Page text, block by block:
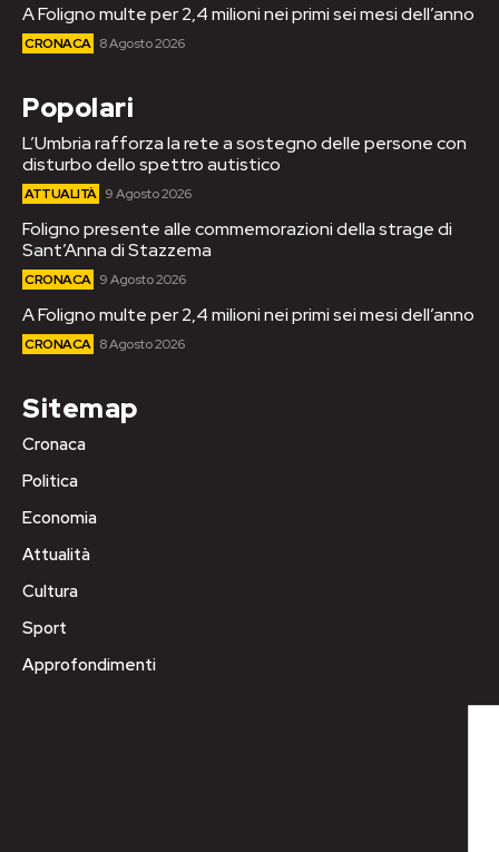
A Foligno multe per 2,4 milioni nei primi sei mesi dell’anno
CRONACA 8 Agosto 2026
Popolari
L’Umbria rafforza la rete a sostegno delle persone con
disturbo dello spettro autistico
ATTUALITÀ 9 Agosto 2026
Foligno presente alle commemorazioni della strage di
Sant’Anna di Stazzema
CRONACA 9 Agosto 2026
A Foligno multe per 2,4 milioni nei primi sei mesi dell’anno
CRONACA 8 Agosto 2026
Sitemap
Cronaca
Politica
Economia
Attualità
Cultura
Sport
Approfondimenti